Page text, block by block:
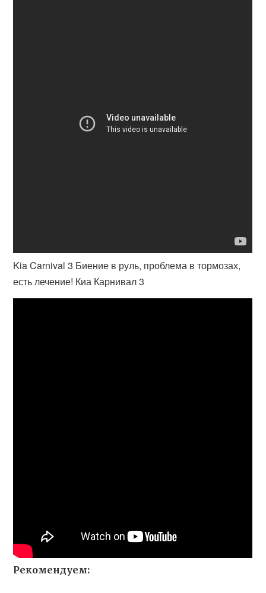
Kia Carnival 3 Биение в руль, проблема в тормозах,
есть лечение! Киа Карнивал 3
Рекомендуем: